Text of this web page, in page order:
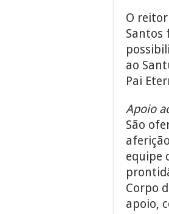
O
Santos
ao
Pai
Apoio
São
equipe
Corpo
apoio,